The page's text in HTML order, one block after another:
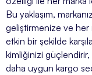
Bu yaklaşım,
geliştirmenize ve her
etkin bir şekilde
kimliğinizi
daha uygun kargo